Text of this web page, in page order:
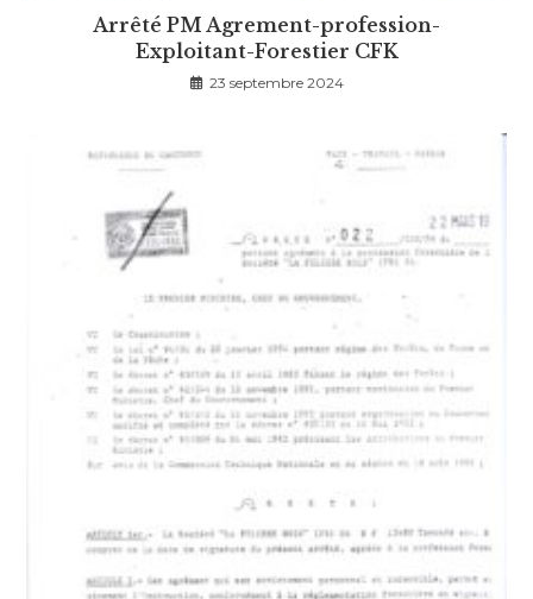
Arrêté PM Agrement-profession-
Exploitant-Forestier CFK
23 septembre 2024